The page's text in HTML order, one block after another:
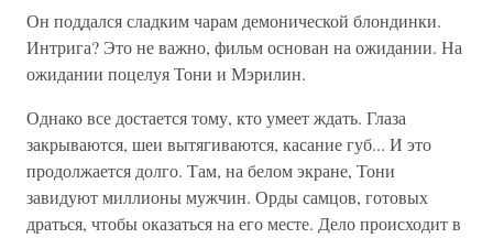
Он поддался сладким чарам демонической блондинки.
Интрига? Это не важно, фильм основан на ожидании. На
ожидании поцелуя Тони и Мэрилин.
Однако все достается тому, кто умеет ждать. Глаза
закрываются, шеи вытягиваются, касание губ... И это
продолжается долго. Там, на белом экране, Тони
завидуют миллионы мужчин. Орды самцов, готовых
драться, чтобы оказаться на его месте. Дело происходит в